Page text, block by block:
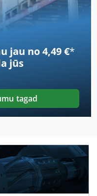
jau no 4,49 €*
jūs
tagad